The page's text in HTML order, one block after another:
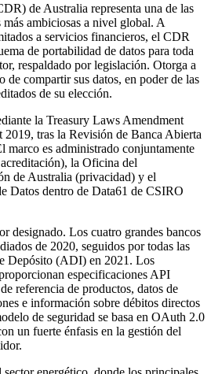
de Australia representa una de las
ambiciosas a nivel global. A
a servicios financieros, el CDR
de portabilidad de datos para toda
respaldado por legislación. Otorga a
de compartir sus datos, en poder de las
de su elección.
la Treasury Laws Amendment
tras la Revisión de Banca Abierta
marco es administrado conjuntamente
la Oficina del
de Australia (privacidad) y el
Datos dentro de Data61 de CSIRO
designado. Los cuatro grandes bancos
de 2020, seguidos por todas las
Depósito (ADI) en 2021. Los
especificaciones API
referencia de productos, datos de
e información sobre débitos directos
de seguridad se basa en OAuth 2.0
un fuerte énfasis en la gestión del